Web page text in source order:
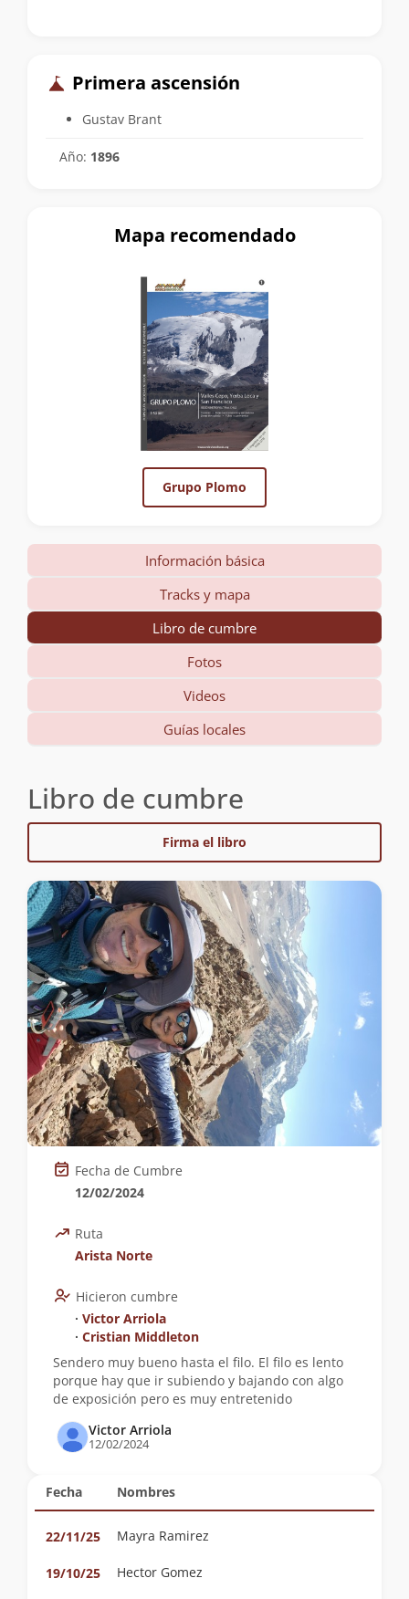
Primera ascensión
Gustav Brant
Año: 1896
Mapa recomendado
Grupo Plomo
Información básica
Tracks y mapa
Libro de cumbre
Fotos
Videos
Guías locales
Libro de cumbre
Firma el libro
Fecha Nombres
22/11/25 Mayra Ramirez
19/10/25 Hector Gomez
Fecha de Cumbre
12/02/2024
Ruta
Arista Norte
Hicieron cumbre
∙ Victor Arriola
∙ Cristian Middleton
Sendero muy bueno hasta el filo. El filo es lento
porque hay que ir subiendo y bajando con algo
de exposición pero es muy entretenido
Victor Arriola
12/02/2024